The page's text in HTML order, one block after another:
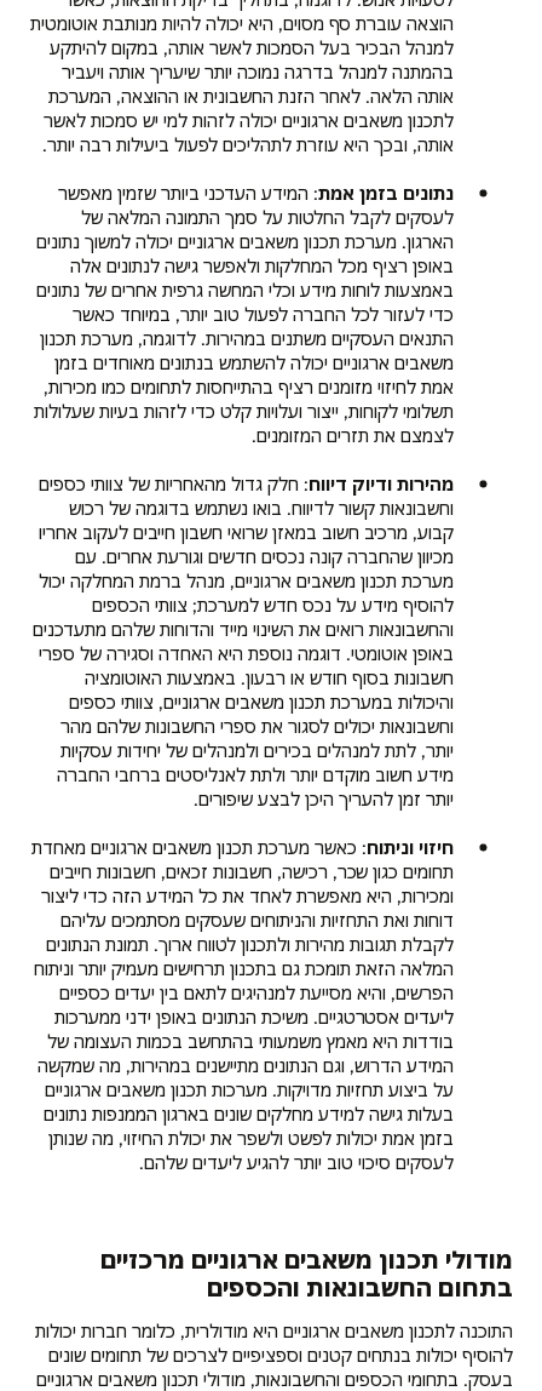
הוצאה עוברת סף מסוים, היא יכולה להיות מנותבת אוטומטית
למנהל הבכיר בעל הסמכות לאשר אותה, במקום להיתקע
בהמתנה למנהל בדרגה נמוכה יותר שיעריך אותה ויעביר
אותה הלאה. לאחר הזנת החשבונית או ההוצאה, המערכת
לתכנון משאבים ארגוניים יכולה לזהות למי יש סמכות לאשר
אותה, ובכך היא עוזרת לתהליכים לפעול ביעילות רבה יותר.
נתונים בזמן אמת: המידע העדכני ביותר שזמין מאפשר
לעסקים לקבל החלטות על סמך התמונה המלאה של
הארגון. מערכת תכנון משאבים ארגוניים יכולה למשוך נתונים
באופן רציף מכל המחלקות ולאפשר גישה לנתונים אלה
באמצעות לוחות מידע וכלי המחשה גרפית אחרים של נתונים
כדי לעזור לכל החברה לפעול טוב יותר, במיוחד כאשר
התנאים העסקיים משתנים במהירות. לדוגמה, מערכת תכנון
משאבים ארגוניים יכולה להשתמש בנתונים מאוחדים בזמן
אמת לחיזוי מזומנים רציף בהתייחסות לתחומים כמו מכירות,
תשלומי לקוחות, ייצור ועלויות קלט כדי לזהות בעיות שעלולות
לצמצם את תזרים המזומנים.
מהירות ודיוק דיווח: חלק גדול מהאחריות של צוותי כספים
וחשבונאות קשור לדיווח. בואו נשתמש בדוגמה של רכוש
קבוע, מרכיב חשוב במאזן שרואי חשבון חייבים לעקוב אחריו
מכיוון שהחברה קונה נכסים חדשים וגורעת אחרים. עם
מערכת תכנון משאבים ארגוניים, מנהל ברמת המחלקה יכול
להוסיף מידע על נכס חדש למערכת; צוותי הכספים
והחשבונאות רואים את השינוי מייד והדוחות שלהם מתעדכנים
באופן אוטומטי. דוגמה נוספת היא האחדה וסגירה של ספרי
חשבונות בסוף חודש או רבעון. באמצעות האוטומציה
והיכולות במערכת תכנון משאבים ארגוניים, צוותי כספים
וחשבונאות יכולים לסגור את ספרי החשבונות שלהם מהר
יותר, לתת למנהלים בכירים ולמנהלים של יחידות עסקיות
מידע חשוב מוקדם יותר ולתת לאנליסטים ברחבי החברה
יותר זמן להעריך היכן לבצע שיפורים.
חיזוי וניתוח: כאשר מערכת תכנון משאבים ארגוניים מאחדת
תחומים כגון שכר, רכישה, חשבונות זכאים, חשבונות חייבים
ומכירות, היא מאפשרת לאחד את כל המידע הזה כדי ליצור
דוחות ואת התחזיות והניתוחים שעסקים מסתמכים עליהם
לקבלת תגובות מהירות ולתכנון לטווח ארוך. תמונת הנתונים
המלאה הזאת תומכת גם בתכנון תרחישים מעמיק יותר וניתוח
הפרשים, והיא מסייעת למנהיגים לתאם בין יעדים כספיים
ליעדים אסטרטגיים. משיכת הנתונים באופן ידני ממערכות
בודדות היא מאמץ משמעותי בהתחשב בכמות העצומה של
המידע הדרוש, וגם הנתונים מתיישנים במהירות, מה שמקשה
על ביצוע תחזיות מדויקות. מערכות תכנון משאבים ארגוניים
בעלות גישה למידע מחלקים שונים בארגון הממנפות נתונים
בזמן אמת יכולות לפשט ולשפר את יכולת החיזוי, מה שנותן
לעסקים סיכוי טוב יותר להגיע ליעדים שלהם.
מודולי תכנון משאבים ארגוניים מרכזיים
בתחום החשבונאות והכספים
התוכנה לתכנון משאבים ארגוניים היא מודולרית, כלומר חברות יכולות
להוסיף יכולות בנתחים קטנים וספציפיים לצרכים של תחומים שונים
בעסק. בתחומי הכספים והחשבונאות, מודולי תכנון משאבים ארגוניים